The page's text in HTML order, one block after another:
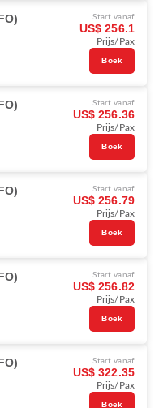
Start vanaf
US$ 256.1
Prijs/Pax
Boek
Start vanaf
US$ 256.36
Prijs/Pax
Boek
Start vanaf
US$ 256.79
Prijs/Pax
Boek
Start vanaf
US$ 256.82
Prijs/Pax
Boek
Start vanaf
US$ 322.35
Prijs/Pax
Boek